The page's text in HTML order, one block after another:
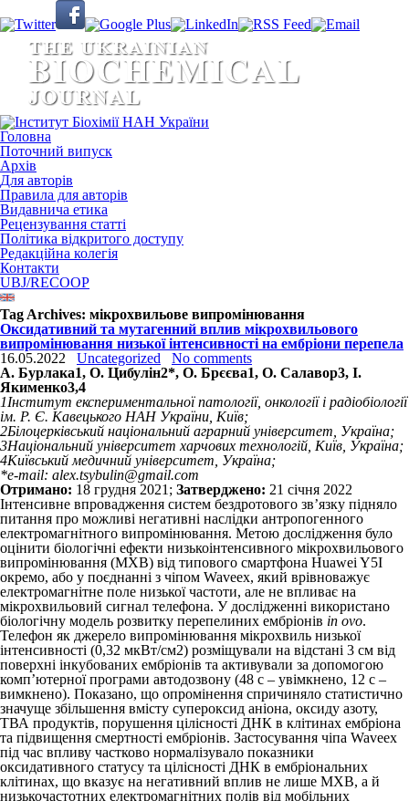
Головна
Поточний випуск
Архів
Для авторів
Правила для авторів
Видавнича етика
Рецензування статті
Політика відкритого доступу
Редакційна колегія
Контакти
UBJ/RECOOP
Tag Archives: мікрохвильове випромінювання
Окcидативний та мутагенний вплив мікрохвильового
випромінювання низької інтенсивності на ембріони перепела
16.05.2022
Uncategorized
No comments
А. Бурлака1, О. Цибулін2*, О. Брєєва1, О. Салавор3, І.
Якименко3,4
1Інститут експериментальної патології, онкології і радіобіології
ім. Р. Є. Кавецького НАН України, Київ;
2Білоцерківський національний аграрний університет, Україна;
3Національний університет харчових технологій, Київ, Україна;
4Київський медичний університет, Україна;
*e-mail: alex.tsybulin@gmail.com
Отримано: 18 грудня 2021; Затверджено: 21 січня 2022
Інтенсивне впровадження систем бездротового зв’язку підняло
питання про можливі негативні наслідки антропогенного
електромагнітного випромінювання. Метою дослідження було
оцінити біологічні ефекти низькоінтенсивного мікрохвильового
випромінювання (МХВ) від типового смартфона Huawei Y5I
окремо, або у поєднанні з чіпом Waveex, який врівноважує
електромагнітне поле низької частоти, але не впливає на
мікрохвильовий сигнал телефона. У дослідженні використано
біологічну модель розвитку перепелиних ембріонів in ovo.
Телефон як джерело випромінювання мікрохвиль низької
інтенсивності (0,32 мкВт/см2) розміщували на відстані 3 см від
поверхні інкубованих ембріонів та активували за допомогою
комп’ютерної програми автодозвону (48 с – увімкнено, 12 с –
вимкнено). Показано, що опромінення спричиняло статистично
значуще збільшення вмісту супероксид аніона, оксиду азоту,
ТВА продуктів, порушення цілісності ДНК в клітинах ембріона
та підвищення смертності ембріонів. Застосування чіпа Waveex
під час впливу частково нормалізувало показники
оксидативного статусу та цілісності ДНК в ембріональних
клітинах, що вказує на негативний вплив не лише МХВ, а й
низькочастотних електромагнітних полів від мобільних